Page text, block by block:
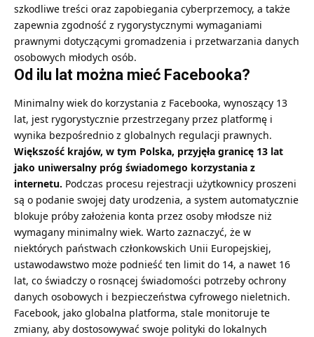
szkodliwe treści oraz zapobiegania cyberprzemocy, a także
zapewnia zgodność z rygorystycznymi wymaganiami
prawnymi dotyczącymi gromadzenia i przetwarzania danych
osobowych młodych osób.
Od ilu lat można mieć Facebooka?
Minimalny wiek do korzystania z Facebooka, wynoszący 13
lat, jest rygorystycznie przestrzegany przez platformę i
wynika bezpośrednio z globalnych regulacji prawnych.
Większość krajów, w tym Polska, przyjęła granicę 13 lat
jako uniwersalny próg świadomego korzystania z
internetu. Podczas procesu rejestracji użytkownicy proszeni
są o podanie swojej daty urodzenia, a system automatycznie
blokuje próby założenia konta przez osoby młodsze niż
wymagany minimalny wiek. Warto zaznaczyć, że w
niektórych państwach członkowskich Unii Europejskiej,
ustawodawstwo może podnieść ten limit do 14, a nawet 16
lat, co świadczy o rosnącej świadomości potrzeby ochrony
danych osobowych i bezpieczeństwa cyfrowego nieletnich.
Facebook, jako globalna platforma, stale monitoruje te
zmiany, aby dostosowywać swoje polityki do lokalnych